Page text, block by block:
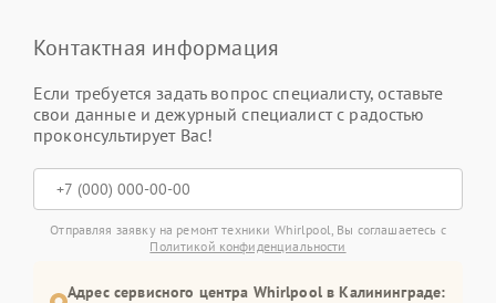
Контактная информация
Если требуется задать вопрос специалисту, оставьте
свои данные и дежурный специалист с радостью
проконсультирует Вас!
Отправляя заявку на ремонт техники Whirlpool, Вы соглашаетесь с
Политикой конфиденциальности
Адрес сервисного центра Whirlpool в Калининграде: